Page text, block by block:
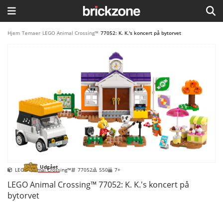
HJEM
LEGO FAVORITTER
Hjem Temaer LEGO Animal Crossing™ 77052: K. K.'s koncert på bytorvet
Udgået
LEGO Animal Crossing™ 77052 550 7+
LEGO Animal Crossing™ 77052: K. K.'s koncert på
bytorvet